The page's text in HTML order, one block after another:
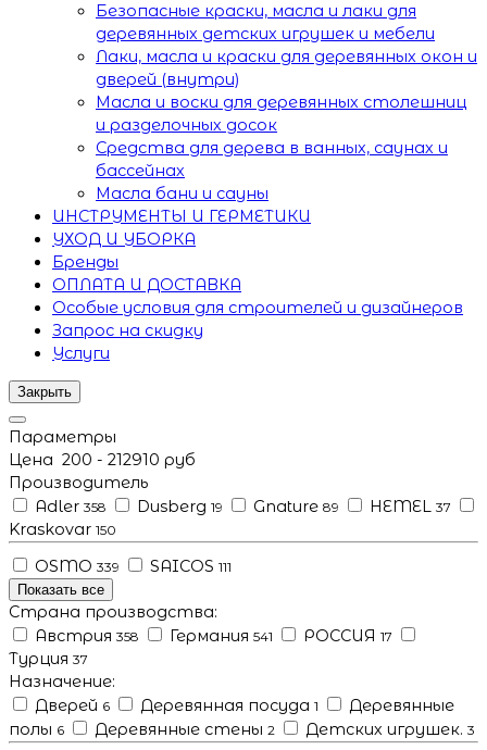
Безопасные краски, масла и лаки для
деревянных детских игрушек и мебели
Лаки, масла и краски для деревянных окон и
дверей (внутри)
Масла и воски для деревянных столешниц
и разделочных досок
Средства для дерева в ванных, саунах и
бассейнах
Масла бани и сауны
ИНСТРУМЕНТЫ И ГЕРМЕТИКИ
УХОД И УБОРКА
Бренды
ОПЛАТА И ДОСТАВКА
Особые условия для строителей и дизайнеров
Запрос на скидку
Услуги
Закрыть
Параметры
Цена 200 - 212910 руб
Производитель
Adler 358 Dusberg 19 Gnature 89 HEMEL 37
Kraskovar 150
OSMO 339 SAICOS 111
Показать все
Страна производства:
Австрия 358 Германия 541 РОССИЯ 17
Турция 37
Назначение:
Дверей 6 Деревянная посуда 1
Деревянные
полы 6 Деревянные стены 2 Детских игрушек. 3